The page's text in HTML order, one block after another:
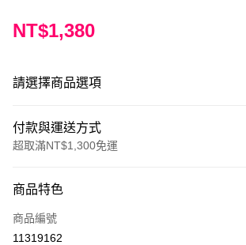
NT$1,380
請選擇商品選項
付款與運送方式
超取滿NT$1,300免運
信用卡一次付款
超商取貨付款
商品特色
商品編號
11319162